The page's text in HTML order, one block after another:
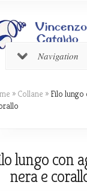
Navigation
» Collane » Filo lungo
lungo con
nera e